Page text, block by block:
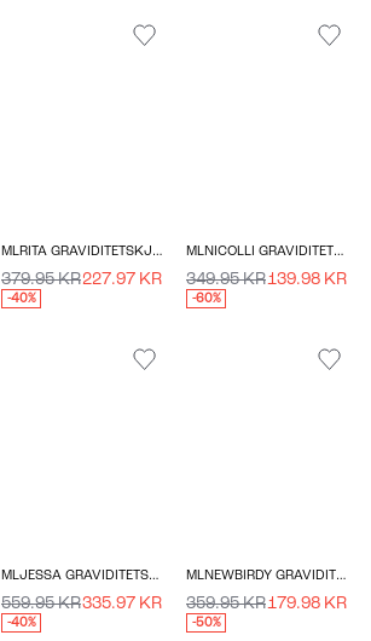
MLRITA GRAVIDITETSKJOLE
379.95 KR227.97 KR
-40%
MLNICOLLI GRAVIDITETSBUKSER
349.95 KR139.98 KR
-60%
MLJESSA GRAVIDITETSJAKKE
559.95 KR335.97 KR
-40%
MLNEWBIRDY GRAVIDITETSKJOLE
359.95 KR179.98 KR
-50%